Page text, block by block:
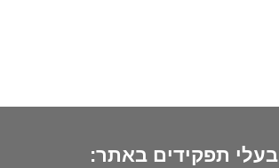
בעלי תפקידים באתר: